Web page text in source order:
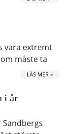
vara extremt
måste ta
LÄS MER »
i år